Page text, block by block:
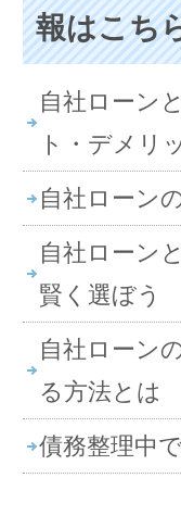
報はこち
自社ローン
ト・デメリ
自社ローン
自社ローン
賢く選ぼう
自社ローン
る方法とは
債務整理中